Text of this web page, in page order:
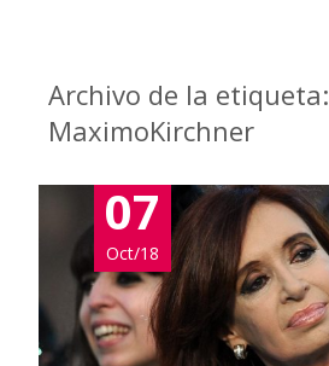
Archivo de la etiqueta:
MaximoKirchner
07
Oct/18